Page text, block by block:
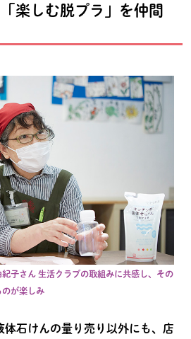
楽しむ脱プラ」を仲間
子さん 生活クラブの取組みに共感し、その
のが楽しみ
体石けんの量り売り以外にも、店